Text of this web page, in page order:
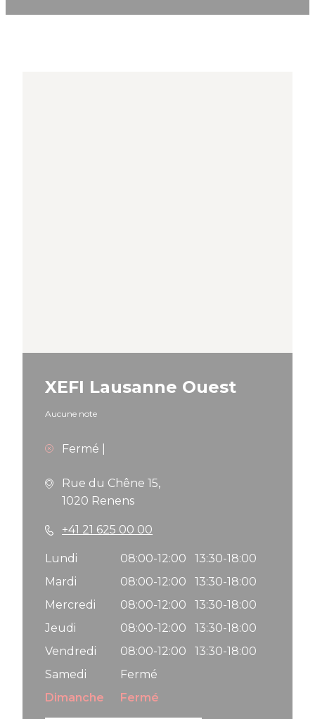
XEFI Lausanne Ouest
Aucune note
Fermé
Rue du Chêne 15,
1020 Renens
+41 21 625 00 00
Lundi 08:00-12:00
13:30-18:00
Mardi
08:00-12:00
13:30-18:00
Mercredi
08:00-12:00
13:30-18:00
Jeudi
08:00-12:00
13:30-18:00
Vendredi
08:00-12:00
13:30-18:00
Samedi
Fermé
Dimanche
Fermé